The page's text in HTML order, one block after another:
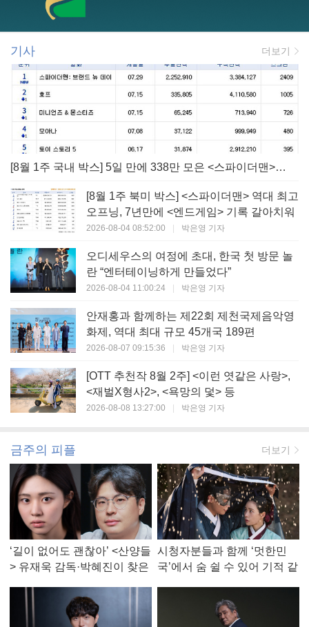
기사 더보기
[8월 1주 국내 박스] 5일 만에 338만 모은 <스파이더맨> 극장가 235% 대반등, <호프>는 400만 돌파
[8월 1주 북미 박스] <스파이더맨> 역대 최고
오프닝, 7년만에 <엔드게임> 기록 갈아치워
2026-08-04 08:52:00 | 박은영 기자
오디세우스의 여정에 초대, 한국 첫 방문 놀
란 “엔터테이닝하게 만들었다”
2026-08-04 11:00:24 | 박은영 기자
안재홍과 함께하는 제22회 제천국제음악영
화제, 역대 최대 규모 45개국 189편
2026-08-07 09:15:36 | 박은영 기자
[OTT 추천작 8월 2주] <이런 엿같은 사랑>,
<재벌X형사2>, <욕망의 덫> 등
2026-08-08 13:27:00 | 박은영 기자
금주의 피플 더보기
‘길이 없어도 괜찮아’ <산양들
> 유재욱 감독·박혜진이 찾은
시청자분들과 함께 ‘멋한민
국’에서 숨 쉴 수 있어 기적 같